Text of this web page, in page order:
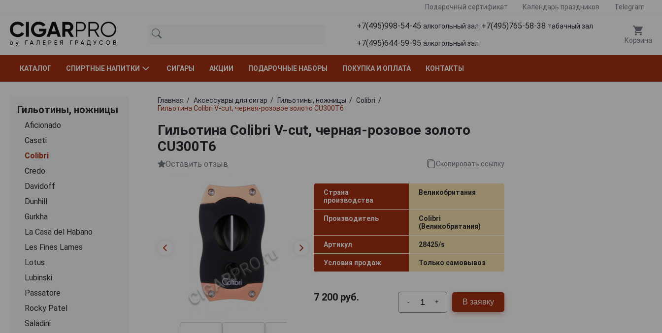
Подарочный сертификат Календарь праздников Telegram
+7(495)998-54-45 алкогольный зал +7(495)765-58-38 табачный зал
+7(495)644-59-95 алкогольный зал Корзина
КАТАЛОГ СПИРТНЫЕ НАПИТКИ СИГАРЫ АКЦИИ ПОДАРОЧНЫЕ НАБОРЫ ПОКУПКА И ОПЛАТА КОНТАКТЫ
Гильотины, ножницы
Aficionado
Caseti
Colibri
Credo
Davidoff
Dunhill
Gurkha
La Casa del Habano
Les Fines Lames
Lotus
Lubinski
Passatore
Rocky Patel
Saladini
Главная Аксессуары для сигар Гильотины, ножницы
Colibri
Гильотина Colibri V-cut, черная-розовое золото CU300T6
Гильотина Colibri V-cut, черная-розовое золото
CU300T6
Оставить отзыв Скопировать ссылку
Страна
производства
Великобритания
Производитель
Colibri
(Великобритания)
Артикул 28425/s
Условия продаж Только самовывоз
7 200руб. - + В заявку